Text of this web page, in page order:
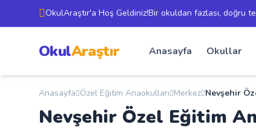
OkulAraştır'a Hoş Geldiniz!Bir okuldan fazlası, doğru
OkulAraştır Anasayfa Okullar
Anasayfa Özel Eğitim Anaokulları Merkez Nevşehir
Nevşehir Özel Eğitim